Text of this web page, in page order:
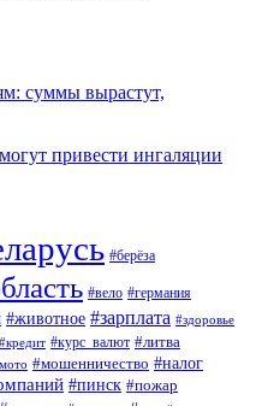
суммы вырастут,
привести ингаляции
#берёза
#вело #германия
#животное #зарплата #здоровье
#кредит #курс_валют #литва
#мошенничество #налог
#пинск #пожар